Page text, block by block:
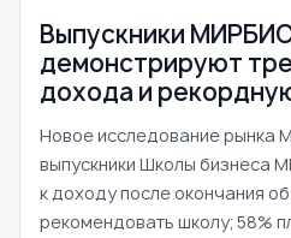
Выпускники
демонстрируют
дохода и
Новое исследование рынка
выпускники Школы бизнеса
к доходу после окончания
рекомендовать школу; 58%